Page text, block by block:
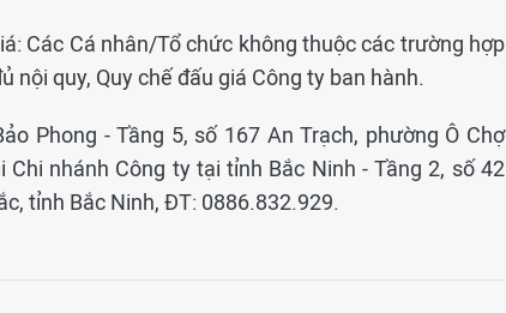
Các Cá nhân/Tổ chức không thuộc các trường hợp
nội quy, Quy chế đấu giá Công ty ban hành.
Phong - Tầng 5, số 167 An Trạch, phường Ô Chợ
nhánh Công ty tại tỉnh Bắc Ninh - Tầng 2, số 42
tỉnh Bắc Ninh, ĐT: 0886.832.929.